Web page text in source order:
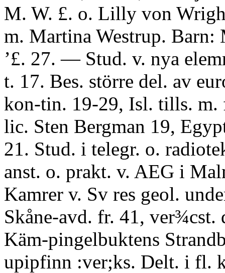
M. W. £. o. Lilly von
m. Martina Westrup. Barn:
’£. 27. — Stud. v. nya
t. 17. Bes. större del. av
kon-tin. 19-29, Isl. tills. m.
lic. Sten Bergman 19,
21. Stud. i telegr. o.
anst. o. prakt. v. AEG i
Kamrer v. Sv res geol.
Skåne-avd. fr. 41,
Käm-pingelbuktens
upipfinn :ver;ks. Delt. i fl.